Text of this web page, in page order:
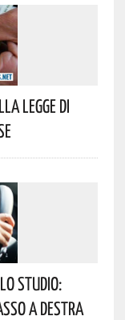
Legge Di
Studio:
A Destra